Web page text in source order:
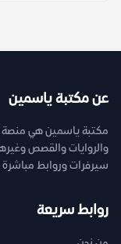
عن مكتبة ياسمين
مكتبة ياسمين هي منصة
سيرفرات وروابط مباشرة
روابط سريعة